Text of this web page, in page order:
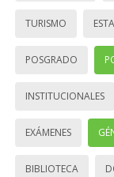
TURISMO
POSGRADO
INSTITUCIONALES
EXÁMENES
BIBLIOTECA